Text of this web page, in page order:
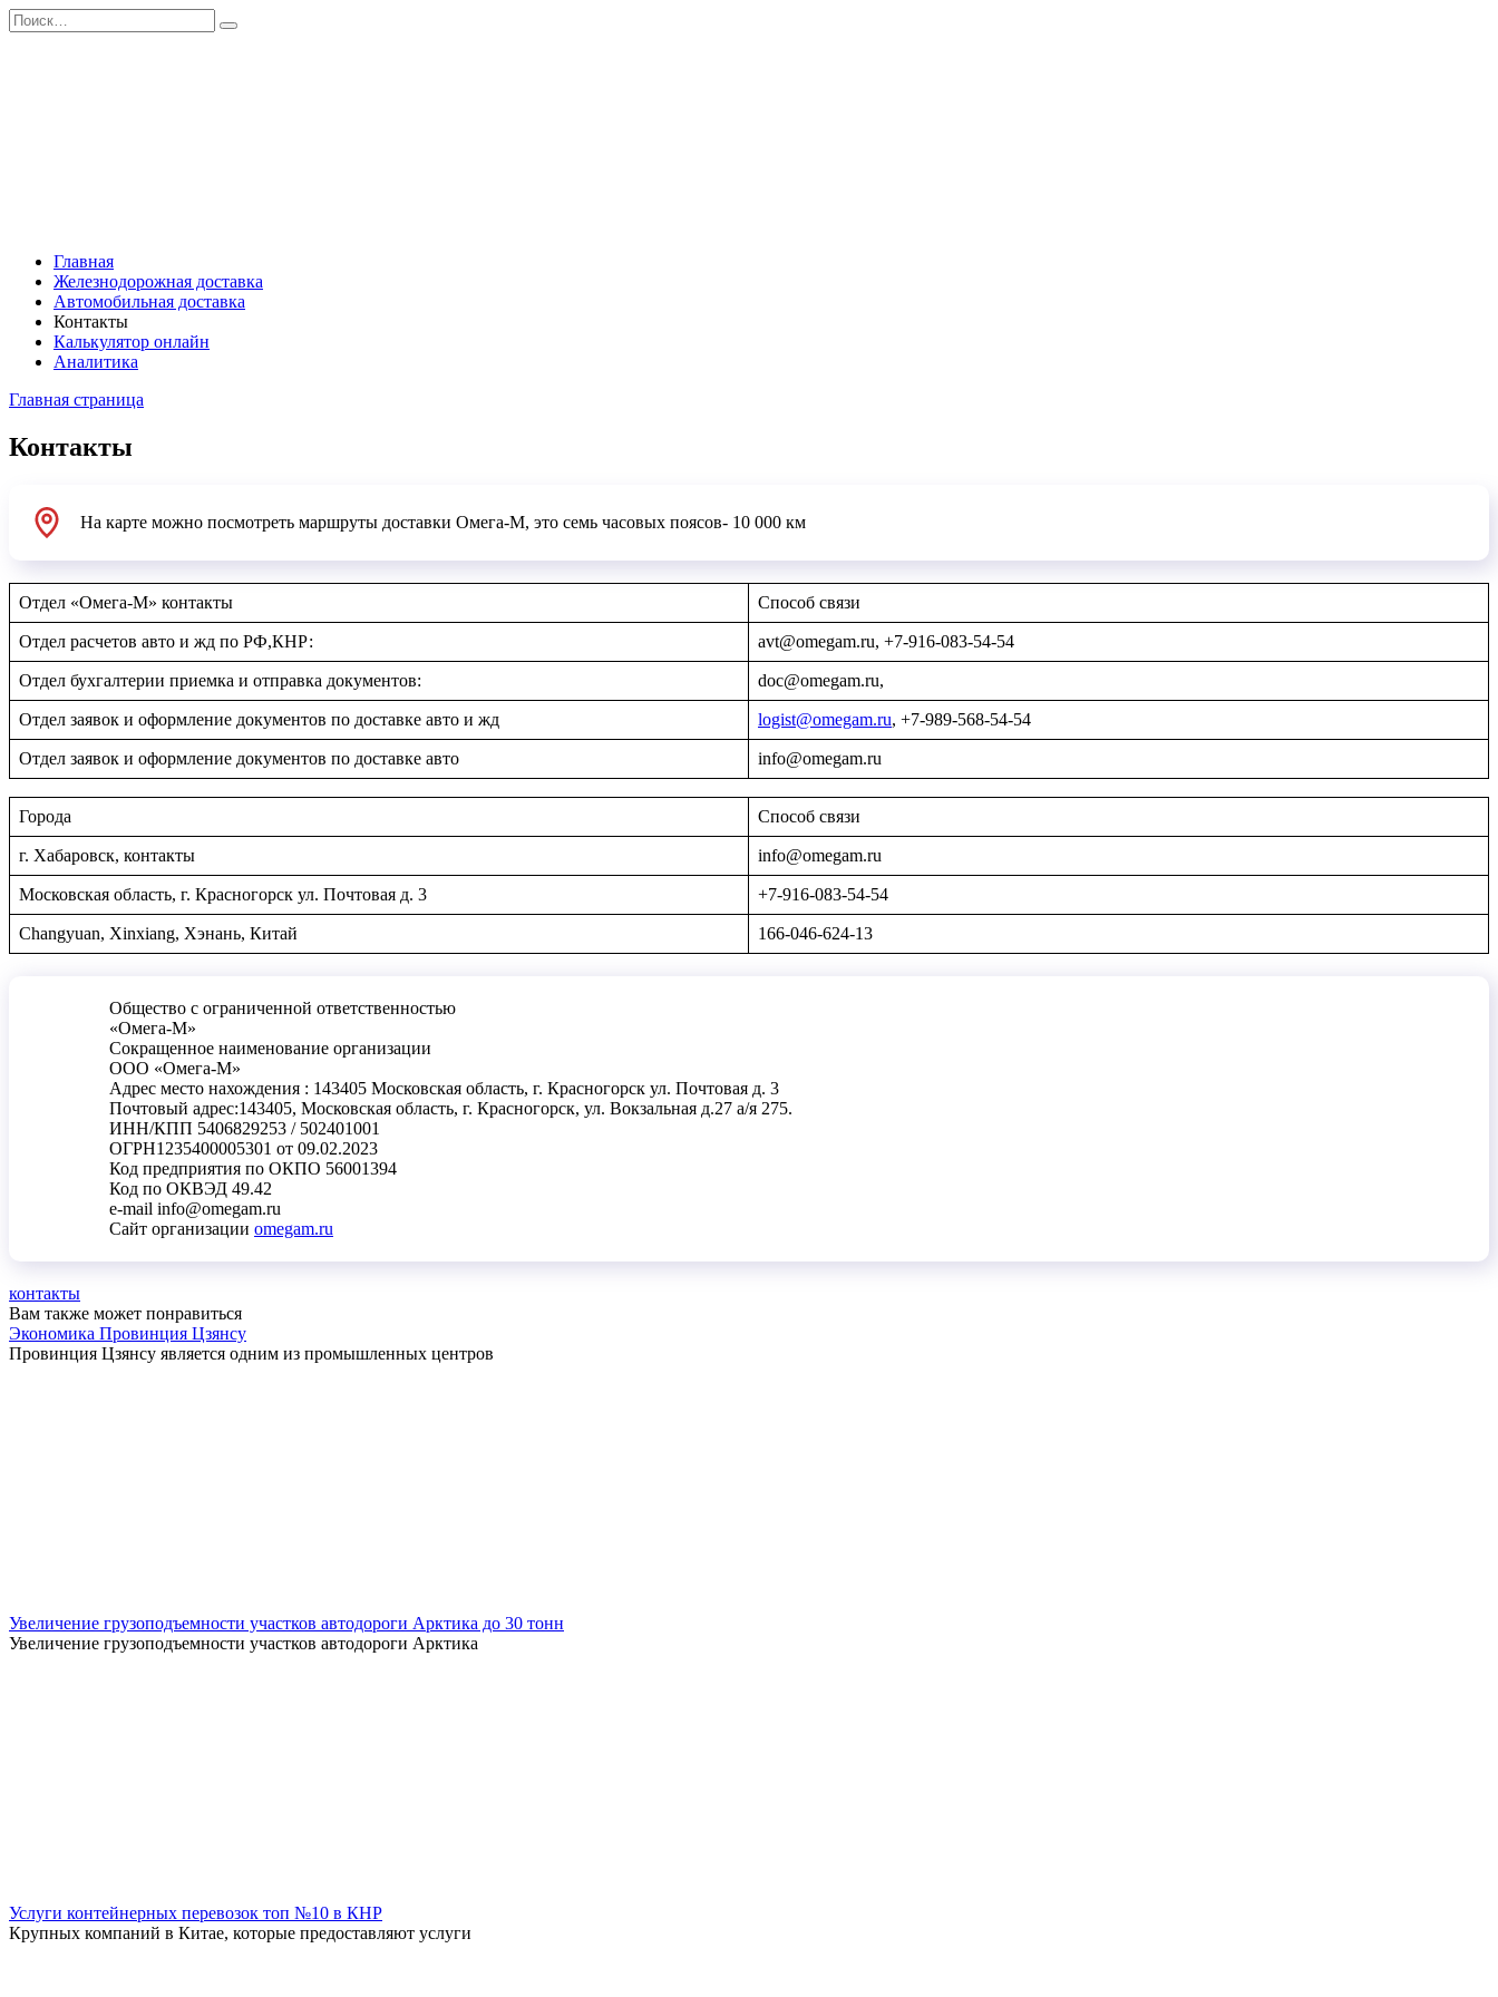
Перейти
к
Search
for:
Главная
Железнодорожная доставка
Автомобильная доставка
Контакты
Калькулятор онлайн
Аналитика
Главная страница
Контакты
На карте можно посмотреть маршруты доставки Омега-М, это семь часовых поясов- 10 000 км
Отдел «Омега-М» контакты Способ связи
Отдел расчетов авто и жд по РФ,КНР: avt@omegam.ru, +7-916-083-54-54
Отдел бухгалтерии приемка и отправка документов: doc@omegam.ru,
Отдел заявок и оформление документов по доставке авто и жд logist@omegam.ru, +7-989-568-54-54
Отдел заявок и оформление документов по доставке авто info@omegam.ru
Города Способ связи
г. Хабаровск, контакты info@omegam.ru
Московская область, г. Красногорск ул. Почтовая д. 3 +7-916-083-54-54
Changyuan, Xinxiang, Хэнань, Китай 166-046-624-13
Общество с ограниченной ответственностью
«Омега-М»
Сокращенное наименование организации
ООО «Омега-М»
Адрес место нахождения : 143405 Московская область, г. Красногорск ул. Почтовая д. 3
Почтовый адрес:143405, Московская область, г. Красногорск, ул. Вокзальная д.27 а/я 275.
ИНН/КПП 5406829253 / 502401001
ОГРН1235400005301 от 09.02.2023
Код предприятия по ОКПО 56001394
Код по ОКВЭД 49.42
e-mail info@omegam.ru
Сайт организации omegam.ru
контакты
Вам также может понравиться
Экономика Провинция Цзянсу
Провинция Цзянсу является одним из промышленных центров
Увеличение грузоподъемности участков автодороги Арктика до 30 тонн
Увеличение грузоподъемности участков автодороги Арктика
Услуги контейнерных перевозок топ №10 в КНР
Крупных компаний в Китае, которые предоставляют услуги